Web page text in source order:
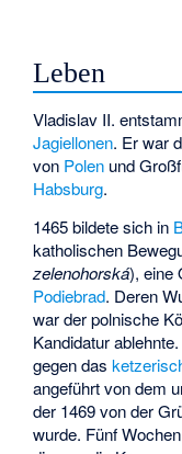
Leben
Vladislav II.
Jagiellonen. Er war
von Polen und
Habsburg.
1465 bildete sich in
katholischen
zelenohorská), eine
Podiebrad. Deren
war der polnische
Kandidatur
gegen das
angeführt von dem
der 1469 von der
wurde. Fünf